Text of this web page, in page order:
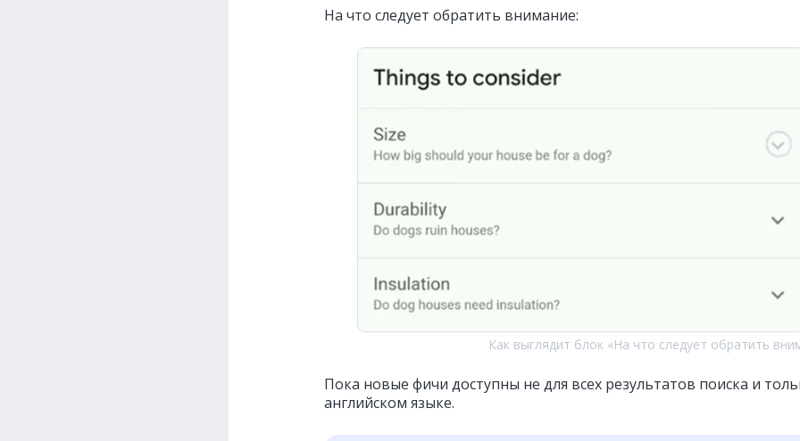
На что следует обратить внимание:
Как выглядит блок «На что следует обратить
Пока новые фичи доступны не для всех результатов поиска и
английском языке.